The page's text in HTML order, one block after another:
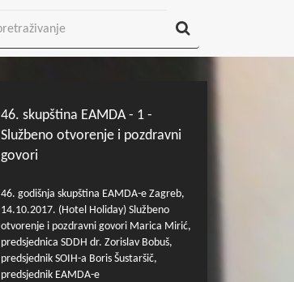
46. skupština EAMDA - 1 -
Službeno otvorenje i pozdravni
govori
46. godišnja skupština EAMDA-e Zagreb,
14.10.2017. (Hotel Holiday) Službeno
otvorenje i pozdravni govori Marica Mirić,
predsjednica SDDH dr. Zorislav Bobuš,
predsjednik SOIH-a Boris Šustaršič,
predsjednik EAMDA-e